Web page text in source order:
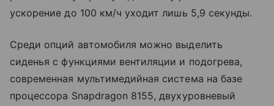
ускорение до 100 км/ч уходит лишь 5,9 секунды.
Среди опций автомобиля можно выделить
сиденья с функциями вентиляции и подогрева,
современная мультимедийная система на базе
процессора Snapdragon 8155, двухуровневый